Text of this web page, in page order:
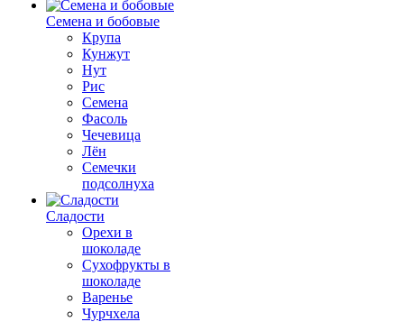
Семена и бобовые
Крупа
Кунжут
Нут
Рис
Семена
Фасоль
Чечевица
Лён
Семечки
подсолнуха
Сладости
Орехи в
шоколаде
Сухофрукты в
шоколаде
Варенье
Чурчхела